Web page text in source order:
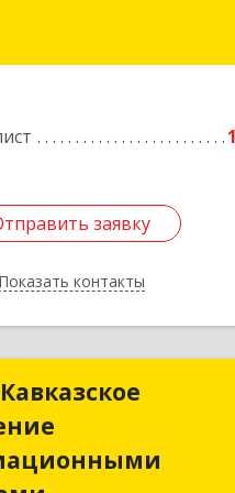
1
заявку
Показать контакты
заявку
Назад
Северо-Кавказское